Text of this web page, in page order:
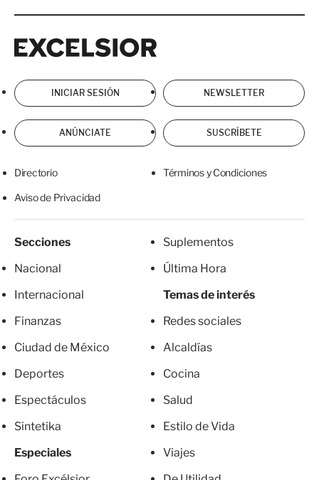
INICIAR SESIÓN NEWSLETTER
ANÚNCIATE SUSCRÍBETE
Directorio Términos y Condiciones
Aviso de Privacidad
Secciones
Nacional
Internacional
Finanzas
Ciudad de México
Deportes
Espectáculos
Sintetika
Especiales
Suplementos
Última Hora
Temas de interés
Redes sociales
Alcaldías
Cocina
Salud
Estilo de Vida
Viajes